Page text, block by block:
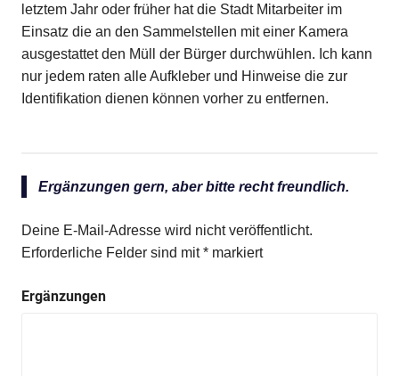
letztem Jahr oder früher hat die Stadt Mitarbeiter im
Einsatz die an den Sammelstellen mit einer Kamera
ausgestattet den Müll der Bürger durchwühlen. Ich kann
nur jedem raten alle Aufkleber und Hinweise die zur
Identifikation dienen können vorher zu entfernen.
Ergänzungen gern, aber bitte recht freundlich.
Deine E-Mail-Adresse wird nicht veröffentlicht.
Erforderliche Felder sind mit* markiert
Ergänzungen